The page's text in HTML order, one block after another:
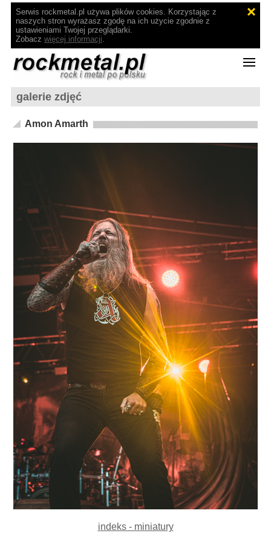
Serwis rockmetal.pl używa plików cookies. Korzystając z
naszych stron wyrażasz zgodę na ich użycie zgodnie z
ustawieniami Twojej przeglądarki.
Zobacz więcej informacji.
galerie zdjęć
Amon Amarth
indeks - miniatury